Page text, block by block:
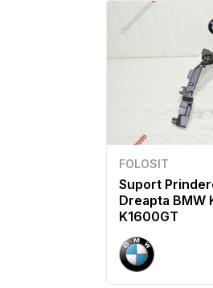
FOLOSIT
Suport
Dreapta BMW
K1600GT